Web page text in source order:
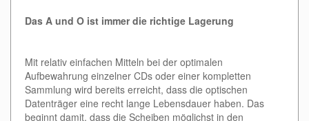
Das A und O ist immer die richtige Lagerung
Mit relativ einfachen Mitteln bei der optimalen
Aufbewahrung einzelner CDs oder einer kompletten
Sammlung wird bereits erreicht, dass die optischen
Datenträger eine recht lange Lebensdauer haben. Das
beginnt damit, dass die Scheiben möglichst in den